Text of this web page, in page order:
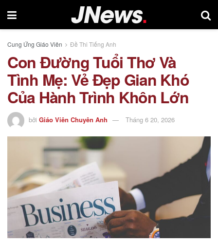
Cung Ứng Giáo Viên Đề Thi Tiếng Anh
Con Đường Tuổi Thơ Và
Tình Mẹ: Vẻ Đẹp Gian Khó
Của Hành Trình Khôn Lớn
bởi Giáo Viên Chuyên Anh Tháng 6 20, 2026